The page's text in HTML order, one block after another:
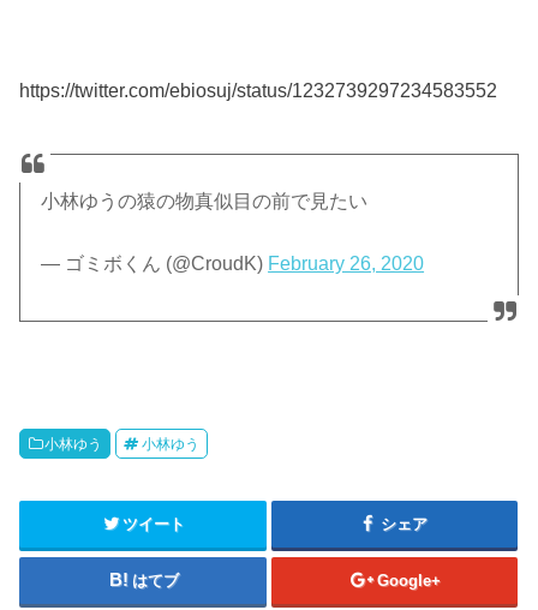
https://twitter.com/ebiosuj/status/1232739297234583552
小林ゆうの猿の物真似目の前で見たい
— ゴミボくん (@CroudK) February 26, 2020
小林ゆう 小林ゆう
ツイート シェア
はてブ Google+